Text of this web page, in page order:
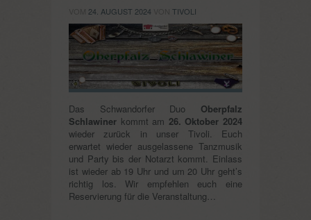
24. AUGUST 2024 TIVOLI
Das Schwandorfer Duo Oberpfalz
Schlawiner kommt am 26. Oktober 2024
wieder zurück in unser Tivoli. Euch
erwartet wieder ausgelassene Tanzmusik
und Party bis der Notarzt kommt. Einlass
ist wieder ab 19 Uhr und um 20 Uhr geht’s
richtig los. Wir empfehlen euch eine
Reservierung für die Veranstaltung…